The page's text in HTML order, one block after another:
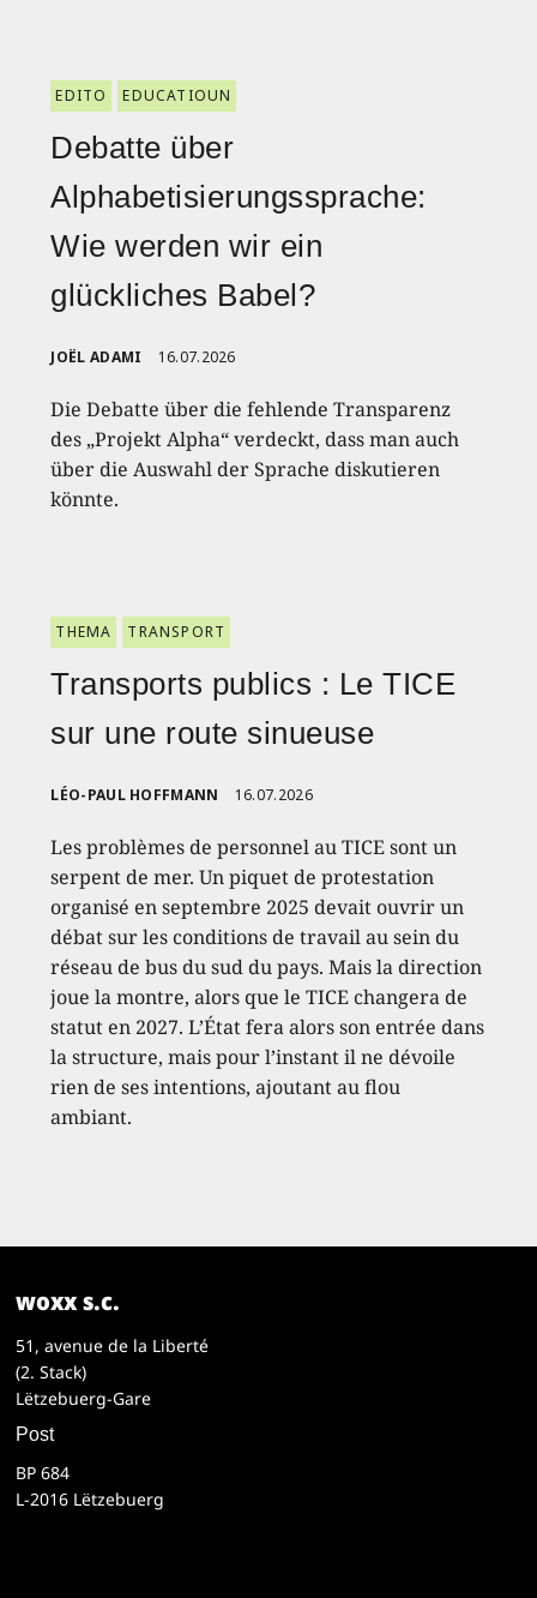
EDITO EDUCATIOUN
Debatte über
Alphabetisierungssprache:
Wie werden wir ein
glückliches Babel?
JOËL ADAMI 16.07.2026
Die Debatte über die fehlende Transparenz
des „Projekt Alpha“ verdeckt, dass man auch
über die Auswahl der Sprache diskutieren
könnte.
THEMA TRANSPORT
Transports publics : Le TICE
sur une route sinueuse
LÉO-PAUL HOFFMANN 16.07.2026
Les problèmes de personnel au TICE sont un
serpent de mer. Un piquet de protestation
organisé en septembre 2025 devait ouvrir un
débat sur les conditions de travail au sein du
réseau de bus du sud du pays. Mais la direction
joue la montre, alors que le TICE changera de
statut en 2027. L’État fera alors son entrée dans
la structure, mais pour l’instant il ne dévoile
rien de ses intentions, ajoutant au flou
ambiant.
woxx s.c.
51, avenue de la Liberté
(2. Stack)
Lëtzebuerg-Gare
Post
BP 684
L-2016 Lëtzebuerg